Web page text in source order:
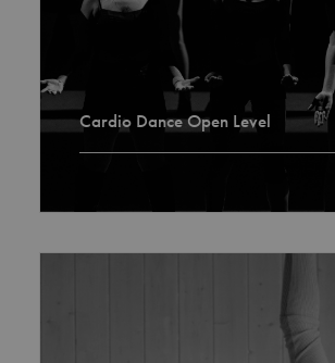
Cardio Dance Open Level